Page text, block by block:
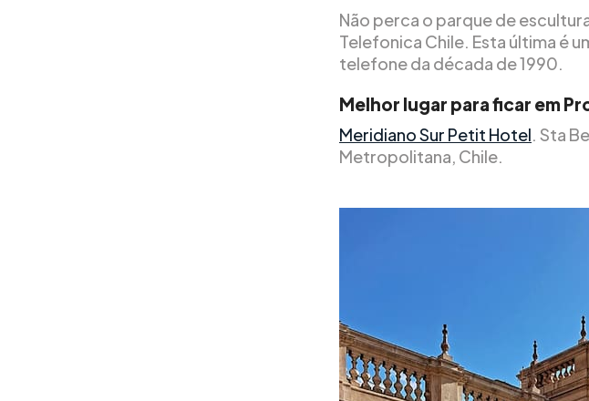
Não perca o parque de
Telefonica Chile. Esta última é
telefone da década de 1990.
Melhor lugar para ficar em
Meridiano Sur Petit Hotel. Sta
Metropolitana, Chile.